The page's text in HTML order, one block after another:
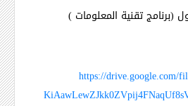
(برنامج تقنية المعلومات )
https://drive.google.com/